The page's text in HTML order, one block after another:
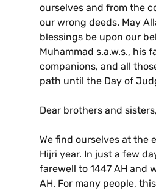
ourselves and from the
our wrong deeds. May
blessings be upon our
Muhammad s.a.w.s., his
companions, and all
path until the Day of
Dear brothers and sisters,
We find ourselves at the
Hijri year. In just a few
farewell to 1447 AH and
AH. For many people,